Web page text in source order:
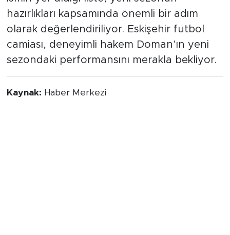
hazırlıkları kapsamında önemli bir adım
olarak değerlendiriliyor. Eskişehir futbol
camiası, deneyimli hakem Doman’ın yeni
sezondaki performansını merakla bekliyor.
Kaynak: Haber Merkezi